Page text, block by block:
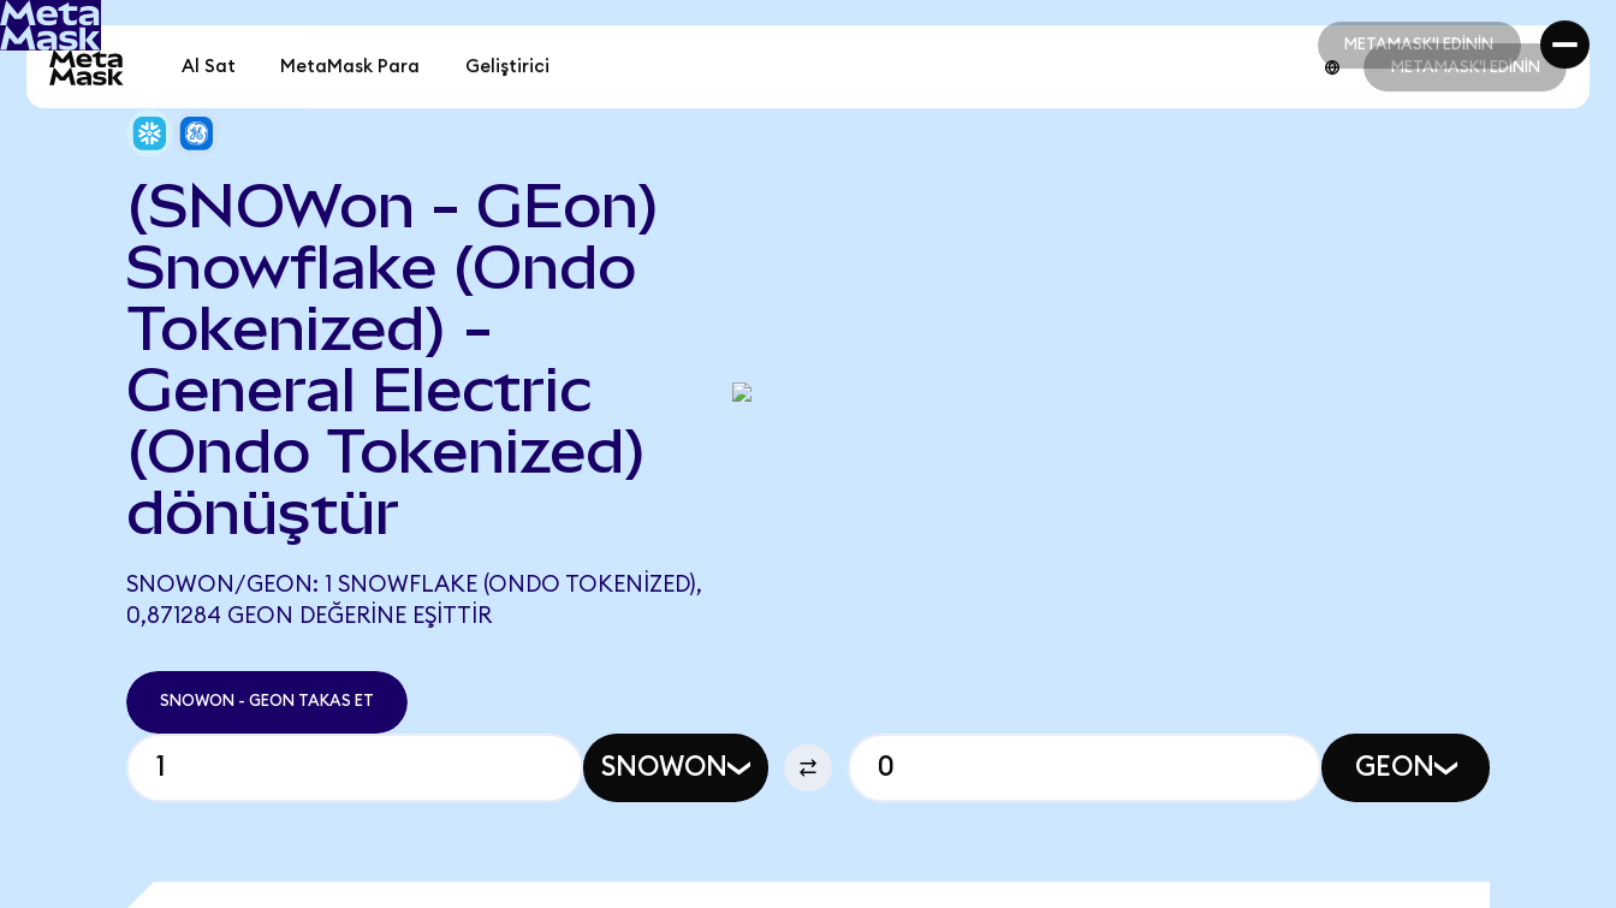
METAMASK'I EDİNİN
METAMASK'I EDİNİN
Al Sat MetaMask Para Geliştirici METAMASK'I EDİNİN
(SNOWon - GEon)
Snowflake (Ondo
Tokenized) -
General Electric
(Ondo Tokenized)
dönüştür
SNOWON/GEON: 1 SNOWFLAKE (ONDO TOKENIZED),
0,871284 GEON DEĞERINE EŞITTIR
SNOWON - GEON TAKAS ET
SNOWON GEON